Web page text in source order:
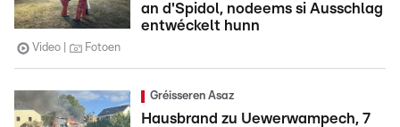
an d'Spidol, nodeems si Ausschlag
entwéckelt hunn
Video Fotoen
Gréisseren Asaz
Hausbrand zu Uewerwampech, 7